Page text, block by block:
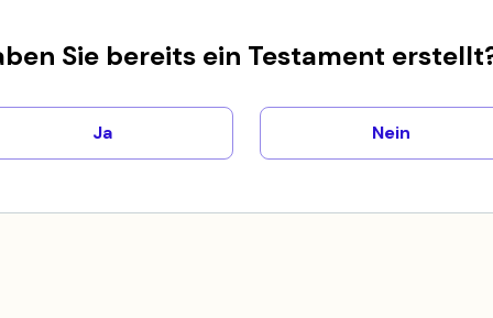
Sie bereits ein Testament
Ja Nein